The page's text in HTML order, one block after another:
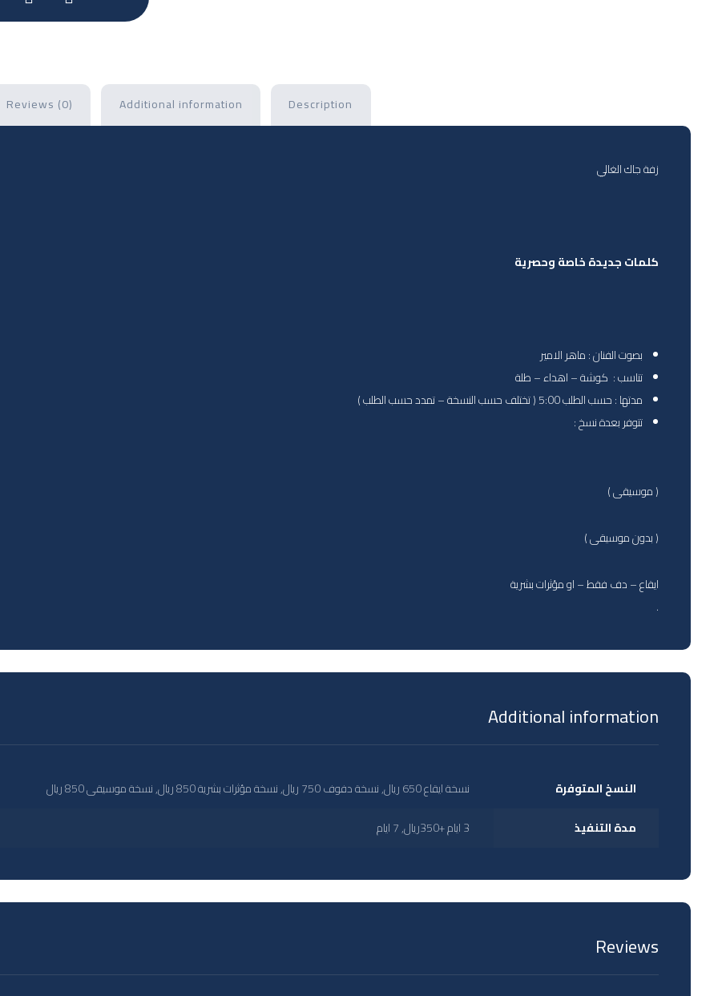
Description
Additional information
Reviews (0)
زفة جاك الغالي
كلمات جديدة خاصة وحصرية
بصوت الفنان : ماهر الامير
تناسب : كوشة – اهداء – طلة
مدتها : حسب الطلب 5:00 ( تختلف حسب النسخة – تمدد حسب الطلب )
تتوفر بعدة نسخ :
( موسيقى )
( بدون موسيقى )
ايقاع – دف فقط – او مؤثرات بشرية
.
Additional information
النسخ المتوفرة
نسخة ايقاع 650 ريال, نسخة دفوف 750 ريال, نسخة مؤثرات بشرية 850 ريال, نسخة موسيقى 850 ريال
مدة التنفيذ
3 ايام +350ريال, 7 ايام
Reviews